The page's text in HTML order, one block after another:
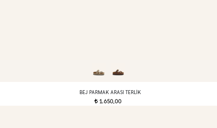
BEJ PARMAK ARASI TERLIK
t 1.650,00